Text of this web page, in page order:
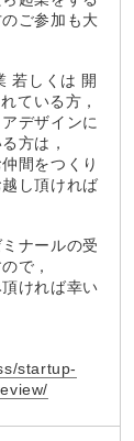
ご参加も大
若しくは 開
ている方，
デザインに
方は，
間をつくり
し頂ければ
ナールの受
で，
ければ幸い
startup-